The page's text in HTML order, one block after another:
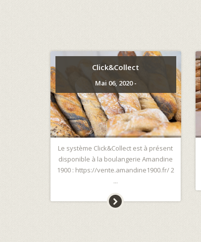
Click&Collect
Mai 06, 2020 -
Le système Click&Collect est à présent
disponible à la boulangerie Amandine
1900 : https://vente.amandine1900.fr/ 2
...